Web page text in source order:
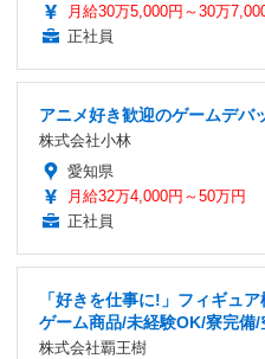
月給30万5,000円～30万
正社員
アニメ好き歓迎のゲームデバ
株式会社小林
愛知県
月給32万4,000円～50万円
正社員
「好きを仕事に!」フィギュ
ゲーム商品/未経験OK/寮完備
株式会社覇王樹